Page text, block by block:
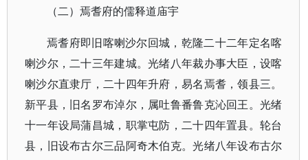
（二）焉耆府的儒释道庙宇
焉耆府即旧喀喇沙尔回城，乾隆二十二年定名喀
喇沙尔，二十三年建城。光绪八年裁办事大臣，设喀
喇沙尔直隶厅，二十四年升府，易名焉耆，领县三。
新平县，旧名罗布淖尔，属吐鲁番鲁克沁回王。光绪
十一年设局蒲昌城，职掌屯防，二十四年置县。轮台
县，旧设布古尔三品阿奇木伯克。光绪八年设布古尔